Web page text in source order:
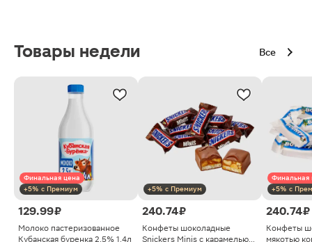
Товары недели Все
Финальная цена
+5% с Премиум
129.99 ₽
Молоко пастеризованное
Кубанская буренка 2.5% 1.4л
+5% с Премиум
240.74 ₽
Конфеты шоколадные
Snickers Minis с карамелью
Финальная
+5% с
240.74 ₽
Конфеты
мякотью